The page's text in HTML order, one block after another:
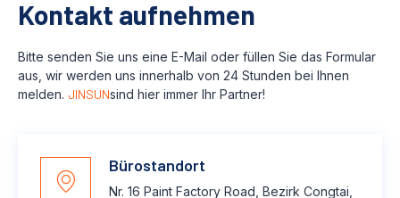
Kontakt aufnehmen
Bitte senden Sie uns eine E-Mail oder füllen Sie das Formular
aus, wir werden uns innerhalb von 24 Stunden bei Ihnen
melden. JINSUNsind hier immer Ihr Partner!
Bürostandort
Nr. 16 Paint Factory Road, Bezirk Congtai,